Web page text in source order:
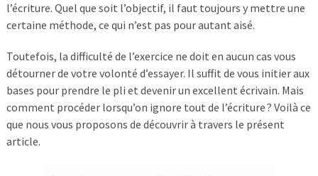
l’écriture. Quel que soit l’objectif, il faut toujours y mettre une
certaine méthode, ce qui n’est pas pour autant aisé.
Toutefois, la difficulté de l’exercice ne doit en aucun cas vous
détourner de votre volonté d’essayer. Il suffit de vous initier aux
bases pour prendre le pli et devenir un excellent écrivain. Mais
comment procéder lorsqu’on ignore tout de l’écriture ? Voilà ce
que nous vous proposons de découvrir à travers le présent
article.